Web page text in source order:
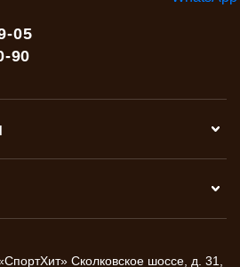
05
90
Сколковское шоссе, д. 31,